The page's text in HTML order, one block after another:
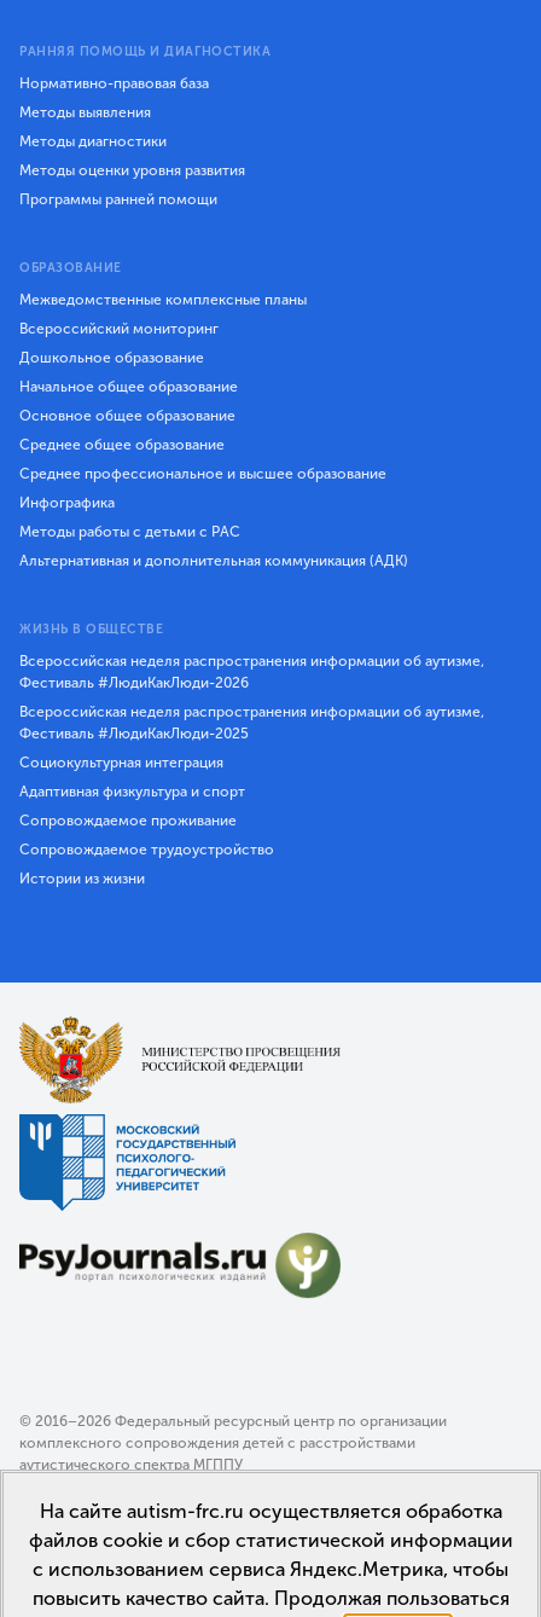
РАННЯЯ ПОМОЩЬ И ДИАГНОСТИКА
Нормативно-правовая база
Методы выявления
Методы диагностики
Методы оценки уровня развития
Программы ранней помощи
ОБРАЗОВАНИЕ
Межведомственные комплексные планы
Всероссийский мониторинг
Дошкольное образование
Начальное общее образование
Основное общее образование
Среднее общее образование
Среднее профессиональное и высшее образование
Инфографика
Методы работы с детьми с РАС
Альтернативная и дополнительная коммуникация (АДК)
ЖИЗНЬ В ОБЩЕСТВЕ
Всероссийская неделя распространения информации об аутизме,
Фестиваль #ЛюдиКакЛюди-2026
Всероссийская неделя распространения информации об аутизме,
Фестиваль #ЛюдиКакЛюди-2025
Социокультурная интеграция
Адаптивная физкультура и спорт
Сопровождаемое проживание
Сопровождаемое трудоустройство
Истории из жизни
© 2016–2026 Федеральный ресурсный центр по организации
комплексного сопровождения детей с расстройствами
аутистического спектра МГППУ
Политика конфиденциальности
Пользовательское соглашение
На сайте autism-frc.ru осуществляется обработка
файлов cookie и сбор статистической информации
с использованием сервиса Яндекс.Метрика, чтобы
повысить качество сайта. Продолжая пользоваться